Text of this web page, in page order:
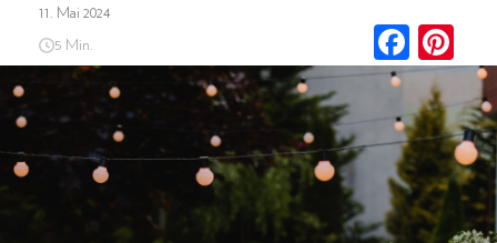
11. Mai 2024
5 Min.